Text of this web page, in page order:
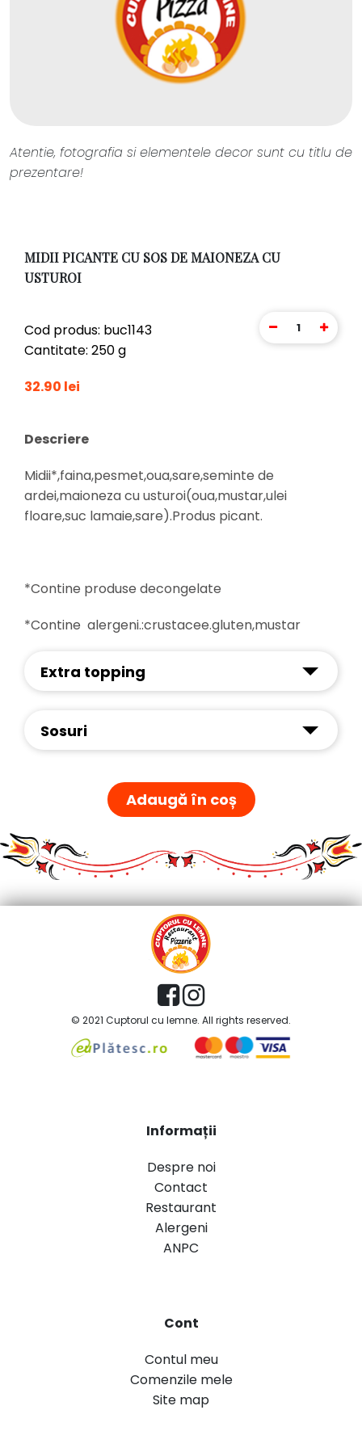
Atentie, fotografia si elementele decor sunt cu titlu de
prezentare!
MIDII PICANTE CU SOS DE MAIONEZA CU
USTUROI
Cod produs: buc1143
Cantitate: 250 g
32.90 lei
1
Descriere
Midii*,faina,pesmet,oua,sare,seminte de
ardei,maioneza cu usturoi(oua,mustar,ulei
floare,suc lamaie,sare).Produs picant.
*Contine produse decongelate
*Contine alergeni.:crustacee.gluten,mustar
Extra topping
Sosuri
Adaugă în coș
© 2021 Cuptorul cu lemne. All rights reserved.
Informații
Despre noi
Contact
Restaurant
Alergeni
ANPC
Cont
Contul meu
Comenzile mele
Site map